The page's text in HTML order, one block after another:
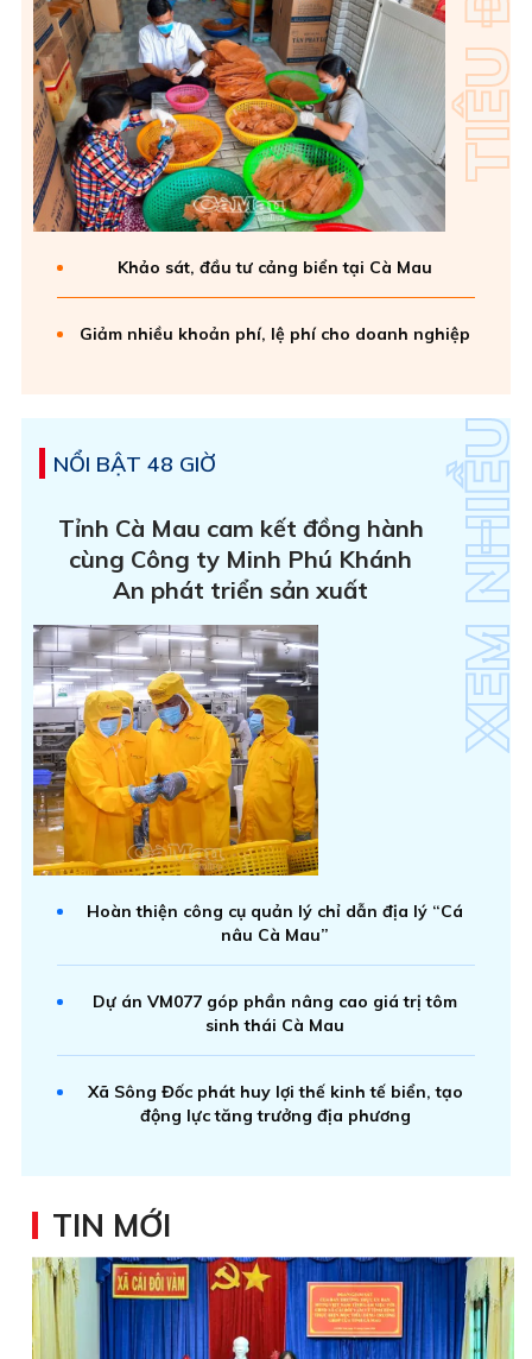
Khảo sát, đầu tư cảng biển tại Cà Mau
Giảm nhiều khoản phí, lệ phí cho doanh nghiệp
NỔI BẬT 48 GIỜ
Tỉnh Cà Mau cam kết đồng hành
cùng Công ty Minh Phú Khánh
An phát triển sản xuất
Hoàn thiện công cụ quản lý chỉ dẫn địa lý “Cá
nâu Cà Mau”
Dự án VM077 góp phần nâng cao giá trị tôm
sinh thái Cà Mau
Xã Sông Đốc phát huy lợi thế kinh tế biển, tạo
động lực tăng trưởng địa phương
TIN MỚI